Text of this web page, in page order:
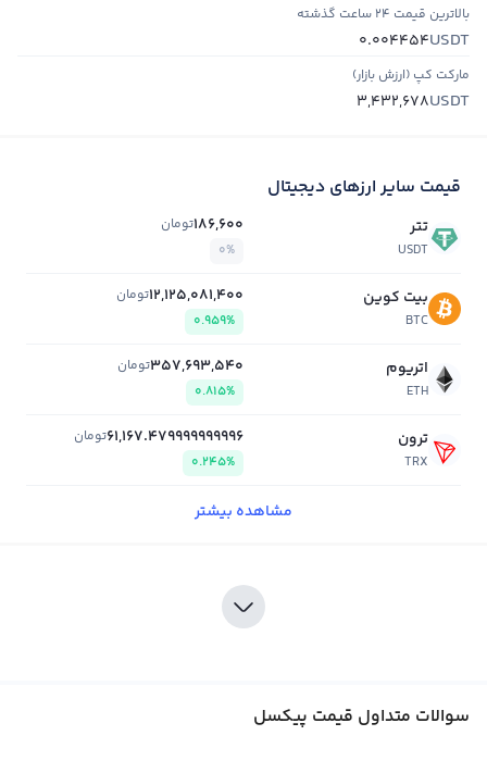
بالاترین قیمت ۲۴ ساعت گذشته
USDT
0.004454
مارکت کپ (ارزش بازار)
USDT
3,432,678
قیمت سایر ارزهای دیجیتال
تتر
USDT
186,600تومان
0%
بیت کوین
BTC
12,125,081,400تومان
0.959%
اتریوم
ETH
357,693,540تومان
0.815%
ترون
TRX
61,167.479999999996تومان
0.245%
مشاهده بیشتر
سوالات متداول قیمت پیکسل